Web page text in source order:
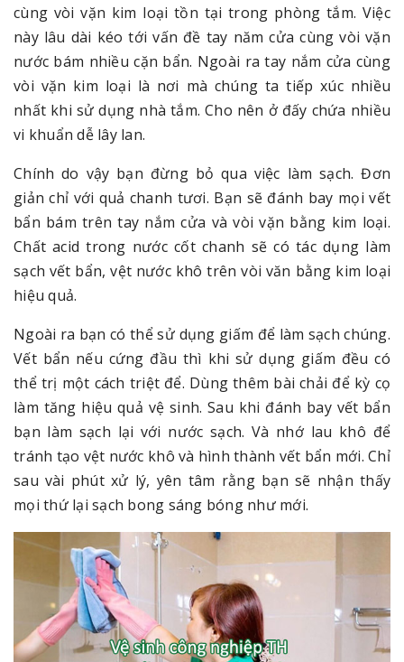
cùng vòi vặn kim loại tồn tại trong phòng tắm. Việc
này lâu dài kéo tới vấn đề tay năm cửa cùng vòi vặn
nước bám nhiều cặn bẩn. Ngoài ra tay nắm cửa cùng
vòi vặn kim loại là nơi mà chúng ta tiếp xúc nhiều
nhất khi sử dụng nhà tắm. Cho nên ở đấy chứa nhiều
vi khuẩn dễ lây lan.
Chính do vậy bạn đừng bỏ qua việc làm sạch. Đơn
giản chỉ với quả chanh tươi. Bạn sẽ đánh bay mọi vết
bẩn bám trên tay nắm cửa và vòi vặn bằng kim loại.
Chất acid trong nước cốt chanh sẽ có tác dụng làm
sạch vết bẩn, vệt nước khô trên vòi văn bằng kim loại
hiệu quả.
Ngoài ra bạn có thể sử dụng giấm để làm sạch chúng.
Vết bẩn nếu cứng đầu thì khi sử dụng giấm đều có
thể trị một cách triệt để. Dùng thêm bài chải để kỳ cọ
làm tăng hiệu quả vệ sinh. Sau khi đánh bay vết bẩn
bạn làm sạch lại với nước sạch. Và nhớ lau khô để
tránh tạo vệt nước khô và hình thành vết bẩn mới. Chỉ
sau vài phút xử lý, yên tâm rằng bạn sẽ nhận thấy
mọi thứ lại sạch bong sáng bóng như mới.